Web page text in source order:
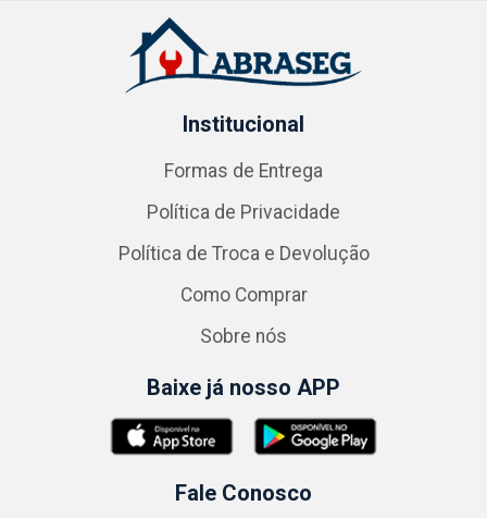
Institucional
Formas de Entrega
Política de Privacidade
Política de Troca e Devolução
Como Comprar
Sobre nós
Baixe já nosso APP
Fale Conosco